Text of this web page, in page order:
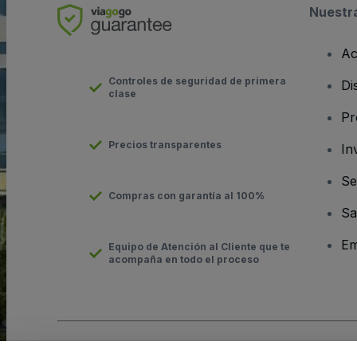
Controles de seguridad de primera
clase
Precios transparentes
Compras con garantía al 100%
Equipo de Atención al Cliente que te
acompaña en todo el proceso